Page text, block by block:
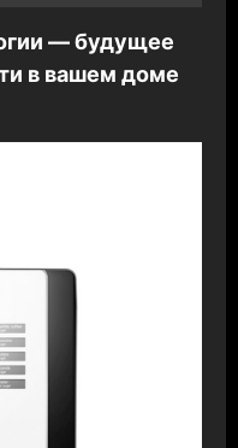
— будущее
в вашем доме